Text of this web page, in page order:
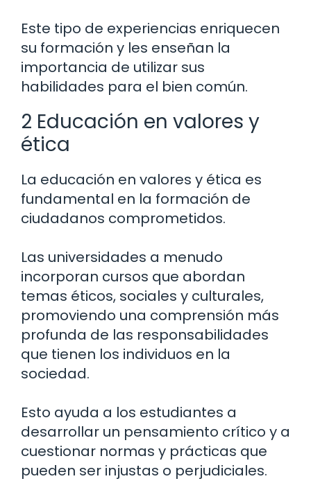
Este tipo de experiencias enriquecen
su formación y les enseñan la
importancia de utilizar sus
habilidades para el bien común.
2 Educación en valores y
ética
La educación en valores y ética es
fundamental en la formación de
ciudadanos comprometidos.
Las universidades a menudo
incorporan cursos que abordan
temas éticos, sociales y culturales,
promoviendo una comprensión más
profunda de las responsabilidades
que tienen los individuos en la
sociedad.
Esto ayuda a los estudiantes a
desarrollar un pensamiento crítico y a
cuestionar normas y prácticas que
pueden ser injustas o perjudiciales.